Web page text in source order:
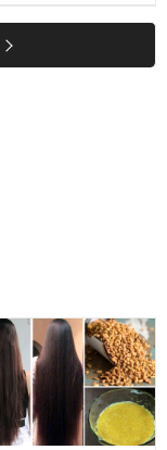
وہ وظیفہ جو
بھی مدد کرسکے